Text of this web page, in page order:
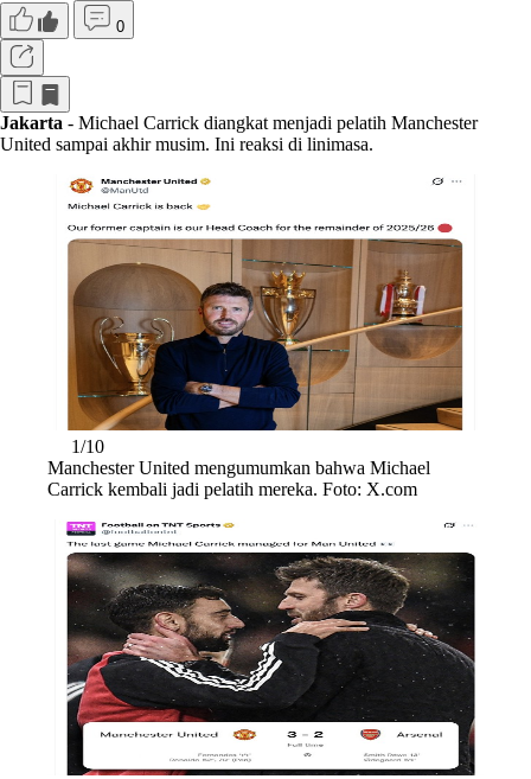
0
Jakarta - Michael Carrick diangkat menjadi pelatih Manchester
United sampai akhir musim. Ini reaksi di linimasa.
1/10
Manchester United mengumumkan bahwa Michael
Carrick kembali jadi pelatih mereka. Foto: X.com